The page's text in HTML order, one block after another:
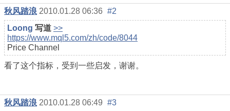
秋风踏浪 2010.01.28 06:36 #2
Loong 写道 >>
https://www.mql5.com/zh/code/8044
Price Channel
看了这个指标，受到一些启发，谢谢。
秋风踏浪 2010.01.28 06:49 #3